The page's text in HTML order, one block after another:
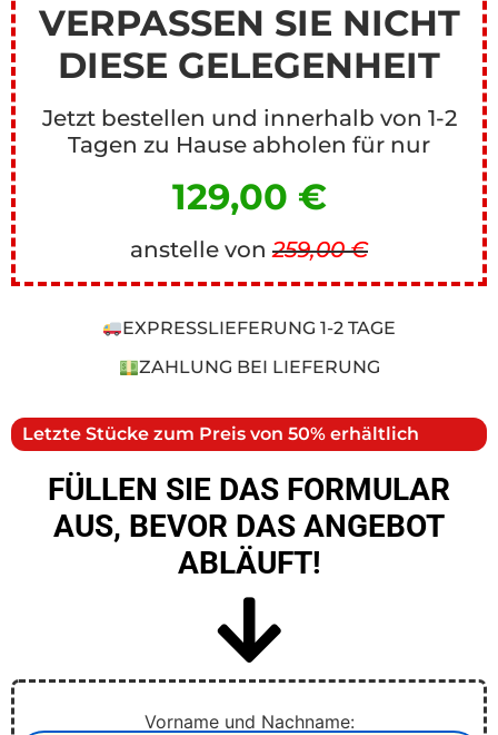
VERPASSEN SIE NICHT
DIESE GELEGENHEIT
Jetzt bestellen und innerhalb von 1-2
Tagen zu Hause abholen für nur
129,00 €
anstelle von259,00 €
EXPRESSLIEFERUNG 1-2 TAGE
ZAHLUNG BEI LIEFERUNG
Letzte Stücke zum Preis von 50% erhältlich
FÜLLEN SIE DAS FORMULAR
AUS, BEVOR DAS ANGEBOT
ABLÄUFT!
Vorname und Nachname: